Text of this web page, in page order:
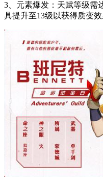
3、元素爆发：天赋等级需
具提升至13级以获得质变效